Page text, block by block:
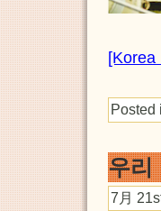
[Korea
Posted
우리
7月